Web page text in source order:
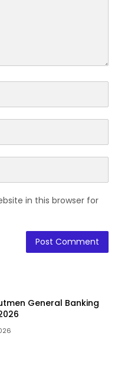
in this browser for
General Banking